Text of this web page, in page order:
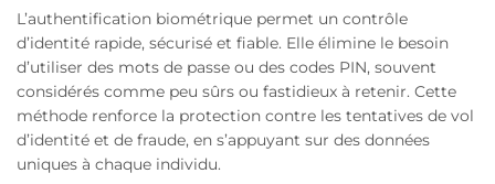
L’authentification biométrique permet un contrôle
d’identité rapide, sécurisé et fiable. Elle élimine le besoin
d’utiliser des mots de passe ou des codes PIN, souvent
considérés comme peu sûrs ou fastidieux à retenir. Cette
méthode renforce la protection contre les tentatives de vol
d’identité et de fraude, en s’appuyant sur des données
uniques à chaque individu.